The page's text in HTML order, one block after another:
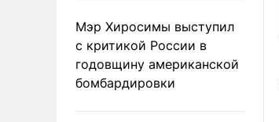
Мэр Хиросимы выступил
с критикой России в
годовщину американской
бомбардировки